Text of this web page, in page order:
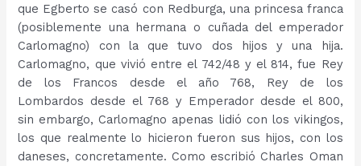
que Egberto se casó con Redburga, una princesa franca
(posiblemente una hermana o cuñada del emperador
Carlomagno) con la que tuvo dos hijos y una hija.
Carlomagno, que vivió entre el 742/48 y el 814, fue Rey
de los Francos desde el año 768, Rey de los
Lombardos desde el 768 y Emperador desde el 800,
sin embargo, Carlomagno apenas lidió con los vikingos,
los que realmente lo hicieron fueron sus hijos, con los
daneses, concretamente. Como escribió Charles Oman